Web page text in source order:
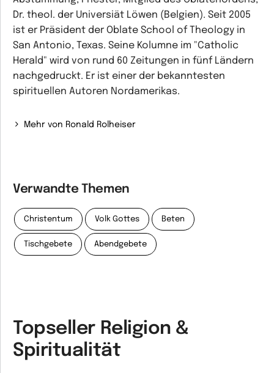
Dr. theol. der Universiät Löwen (Belgien). Seit 2005
ist er Präsident der Oblate School of Theology in
San Antonio, Texas. Seine Kolumne im "Catholic
Herald" wird von rund 60 Zeitungen in fünf Ländern
nachgedruckt. Er ist einer der bekanntesten
spirituellen Autoren Nordamerikas.
Mehr von Ronald Rolheiser
Verwandte Themen
Christentum Volk Gottes Beten
Tischgebete Abendgebete
Topseller Religion &
Spiritualität